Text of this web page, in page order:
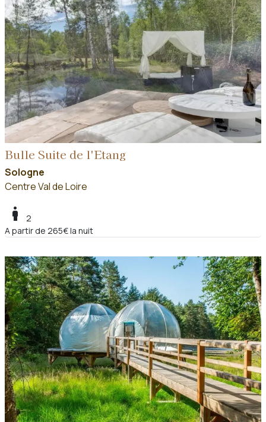
Bulle Suite de l'Etang
Sologne
Centre Val de Loire
boy
2
A partir de 265€ la nuit